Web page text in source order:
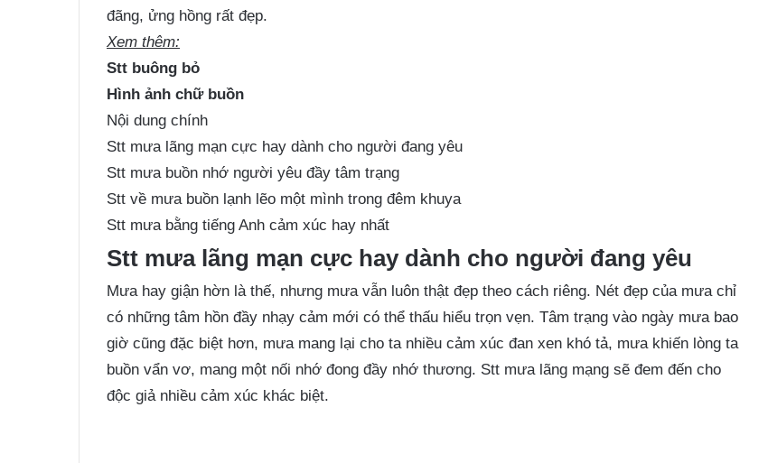
đãng, ửng hồng rất đẹp.
Xem thêm:
Stt buông bỏ
Hình ảnh chữ buồn
Nội dung chính
Stt mưa lãng mạn cực hay dành cho người đang yêu
Stt mưa buồn nhớ người yêu đầy tâm trạng
Stt về mưa buồn lạnh lẽo một mình trong đêm khuya
Stt mưa bằng tiếng Anh cảm xúc hay nhất
Stt mưa lãng mạn cực hay dành cho người đang yêu
Mưa hay giận hờn là thế, nhưng mưa vẫn luôn thật đẹp theo cách riêng. Nét đẹp của mưa chỉ
có những tâm hồn đầy nhạy cảm mới có thể thấu hiểu trọn vẹn. Tâm trạng vào ngày mưa bao
giờ cũng đặc biệt hơn, mưa mang lại cho ta nhiều cảm xúc đan xen khó tả, mưa khiến lòng ta
buồn vẩn vơ, mang một nối nhớ đong đầy nhớ thương. Stt mưa lãng mạng sẽ đem đến cho
độc giả nhiều cảm xúc khác biệt.